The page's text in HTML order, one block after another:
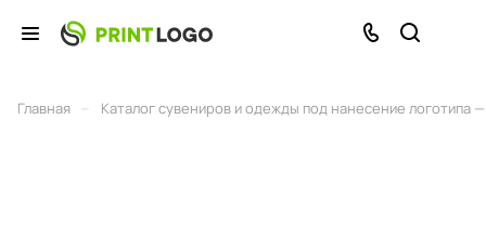
Главная Каталог сувениров и одежды под нанесение логотипа